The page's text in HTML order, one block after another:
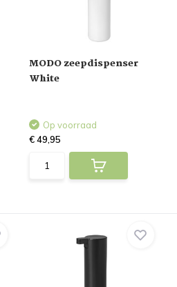
MODO zeepdispenser
White
Op voorraad
€ 49,95